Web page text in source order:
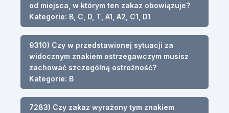
od miejsca, w którym ten zakaz obowiązuje?
Kategorie: B, C, D, T, A1, A2, C1, D1
9310) Czy w przedstawionej sytuacji za
widocznym znakiem ostrzegawczym musisz
zachować szczególną ostrożność?
Kategorie: B
7283) Czy zakaz wyrażony tym znakiem